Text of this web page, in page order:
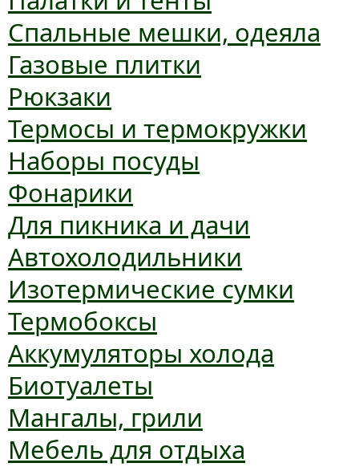
Спальные мешки, одеяла
Газовые плитки
Рюкзаки
Термосы и термокружки
Наборы посуды
Фонарики
Для пикника и дачи
Автохолодильники
Изотермические сумки
Термобоксы
Аккумуляторы холода
Биотуалеты
Мангалы, грили
Мебель для отдыха